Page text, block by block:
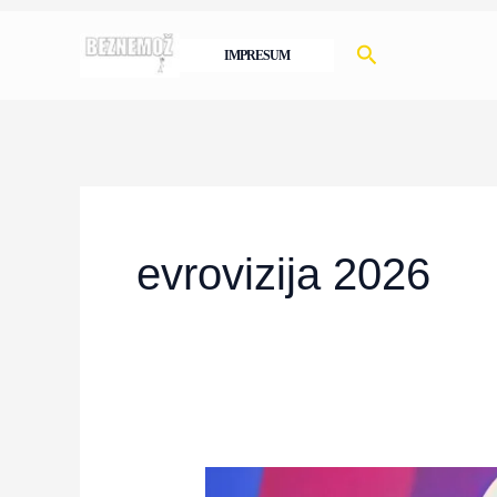
IMPRESUM Search
evrovizija 2026
Fascinantne